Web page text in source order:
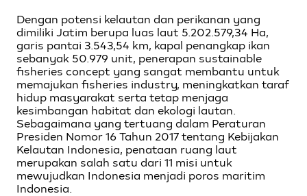
Dengan potensi kelautan dan perikanan yang
dimiliki Jatim berupa luas laut 5.202.579,34 Ha,
garis pantai 3.543,54 km, kapal penangkap ikan
sebanyak 50.979 unit, penerapan sustainable
fisheries concept yang sangat membantu untuk
memajukan fisheries industry, meningkatkan taraf
hidup masyarakat serta tetap menjaga
kesimbangan habitat dan ekologi lautan.
Sebagaimana yang tertuang dalam Peraturan
Presiden Nomor 16 Tahun 2017 tentang Kebijakan
Kelautan Indonesia, penataan ruang laut
merupakan salah satu dari 11 misi untuk
mewujudkan Indonesia menjadi poros maritim
Indonesia.